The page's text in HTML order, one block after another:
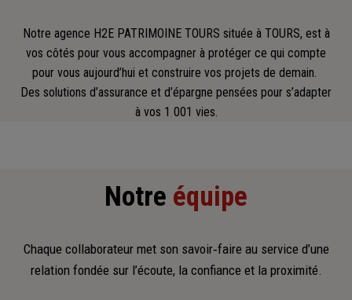
Notre agence H2E PATRIMOINE TOURS située à TOURS, est à
vos côtés pour vous accompagner à protéger ce qui compte
pour vous aujourd’hui et construire vos projets de demain.
Des solutions d’assurance et d’épargne pensées pour s’adapter
à vos 1 001 vies.
Notre équipe
Chaque collaborateur met son savoir‑faire au service d’une
relation fondée sur l’écoute, la confiance et la proximité.